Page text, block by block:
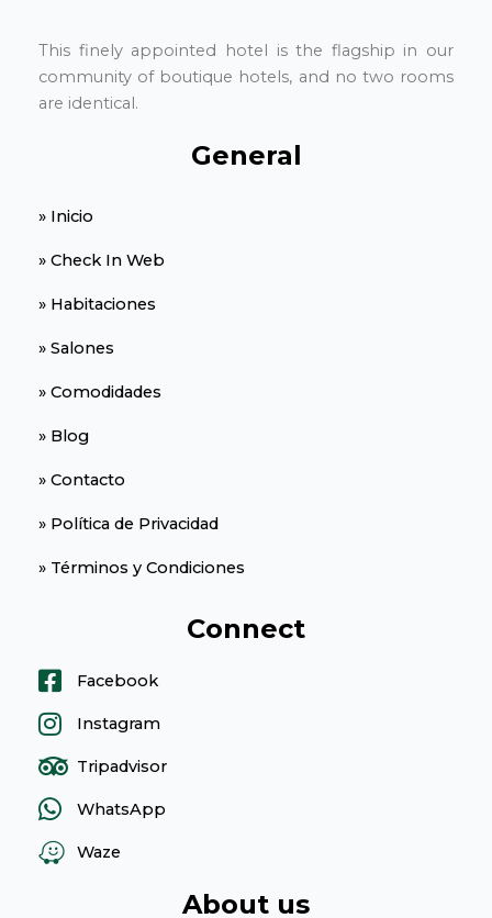
This finely appointed hotel is the flagship in our
community of boutique hotels, and no two rooms
are identical.
General
» Inicio
» Check In Web
» Habitaciones
» Salones
» Comodidades
» Blog
» Contacto
» Política de Privacidad
» Términos y Condiciones
Connect
Facebook
Instagram
Tripadvisor
WhatsApp
Waze
About us